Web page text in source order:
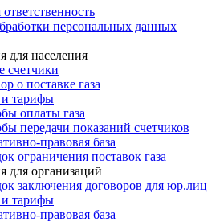
персональных данных
для населения
счетчики
о поставке газа
тарифы
оплаты газа
передачи показаний счетчиков
правовая база
ограничения поставок газа
для организаций
заключения договоров для юр.лиц
тарифы
правовая база